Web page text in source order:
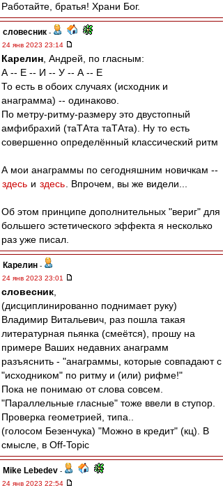
Работайте, братья! Храни Бог.
словесник -
24 янв 2023 23:14
Карелин , Андрей, по гласным:
А -- Е -- И -- У -- А -- Е
То есть в обоих случаях (исходник и
анаграмма) -- одинаково.
По метру-ритму-размеру это двустопный
амфибрахий (таТАта таТАта). Ну то есть
совершенно определённый классический ритм
А мои анаграммы по сегодняшним новичкам --
здесь и здесь . Впрочем, вы же видели...
Об этом принципе дополнительных "вериг" для
большего эстетического эффекта я несколько
раз уже писал.
Карелин -
24 янв 2023 23:01
словесник
(дисциплинированно поднимает руку)
Владимир Витальевич, раз пошла такая
литературная пьянка (смеётся), прошу на
примере Ваших недавних анаграмм
разъяснить - "анаграммы, которые совпадают с
"исходником" по ритму и (или) рифме!"
Пока не понимаю от слова совсем.
"Параллельные гласные" тоже ввели в ступор.
Проверка геометрией, типа..
(голосом Безенчука) "Можно в кредит" (кц). В
смысле, в Off-Topic
Mike Lebedev -
24 янв 2023 22:54